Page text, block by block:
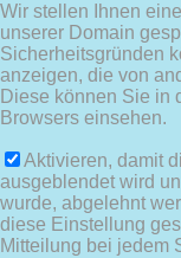
Wir stellen Ihnen
unserer Domain
Sicherheitsgründen
anzeigen, die von
Diese können Sie in
Browsers einsehen.
Aktivieren, damit
ausgeblendet wird
wurde, abgelehnt
diese Einstellung
Mitteilung bei jedem